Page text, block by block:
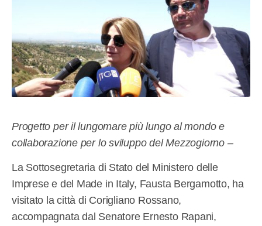
Progetto per il lungomare più lungo al mondo e
collaborazione per lo sviluppo del Mezzogiorno –
La Sottosegretaria di Stato del Ministero delle
Imprese e del Made in Italy, Fausta Bergamotto, ha
visitato la città di Corigliano Rossano,
accompagnata dal Senatore Ernesto Rapani,